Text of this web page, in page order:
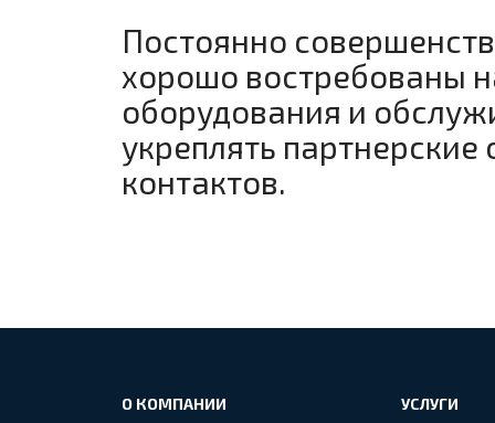
Постоянно
хорошо востребованы
оборудования и
укреплять
контактов.
О КОМПАНИИ УСЛУГИ